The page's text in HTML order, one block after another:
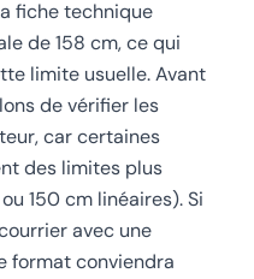
fiche technique
de 158 cm, ce qui
limite usuelle. Avant
de vérifier les
car certaines
des limites plus
150 cm linéaires). Si
avec une
format conviendra